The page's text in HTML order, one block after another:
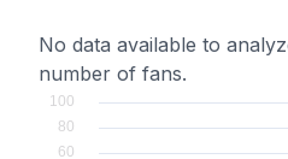
No data available to
number of fans.